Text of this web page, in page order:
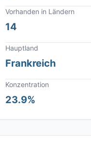
Vorhanden in Ländern
14
Hauptland
Frankreich
Konzentration
23.9%